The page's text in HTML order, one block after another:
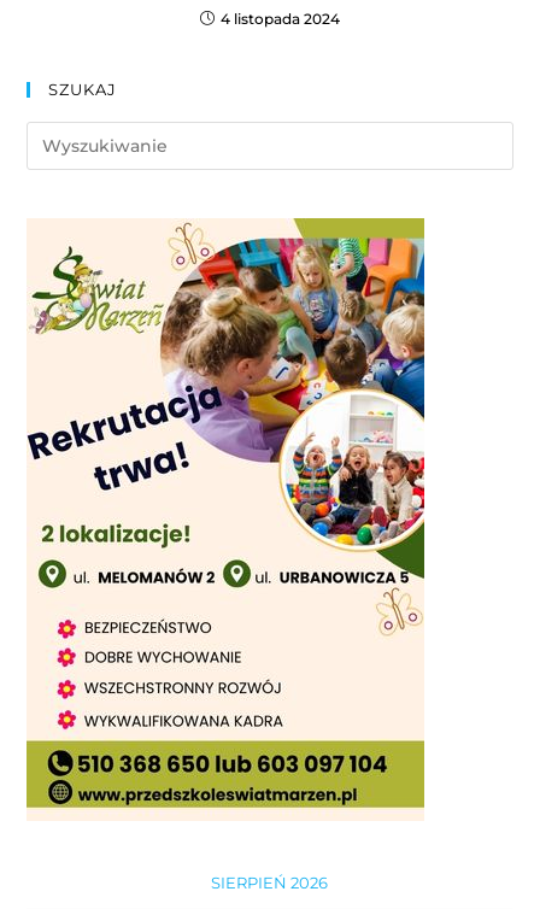
4 listopada 2024
SZUKAJ
SIERPIEŃ 2026